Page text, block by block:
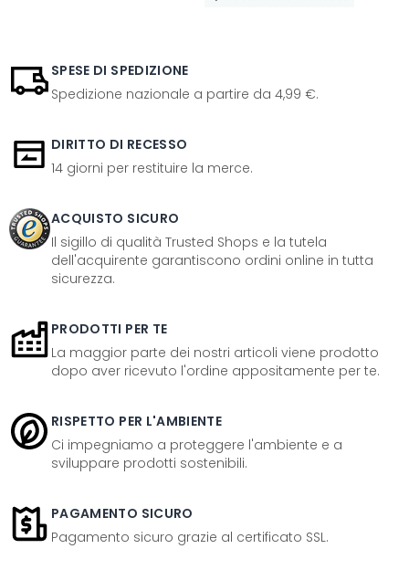
SPESE DI SPEDIZIONE
Spedizione nazionale a partire da 4,99 €.
DIRITTO DI RECESSO
14 giorni per restituire la merce.
ACQUISTO SICURO
Il sigillo di qualità Trusted Shops e la tutela
dell'acquirente garantiscono ordini online in tutta
sicurezza.
PRODOTTI PER TE
La maggior parte dei nostri articoli viene prodotto
dopo aver ricevuto l'ordine appositamente per te.
RISPETTO PER L'AMBIENTE
Ci impegniamo a proteggere l'ambiente e a
sviluppare prodotti sostenibili.
PAGAMENTO SICURO
Pagamento sicuro grazie al certificato SSL.